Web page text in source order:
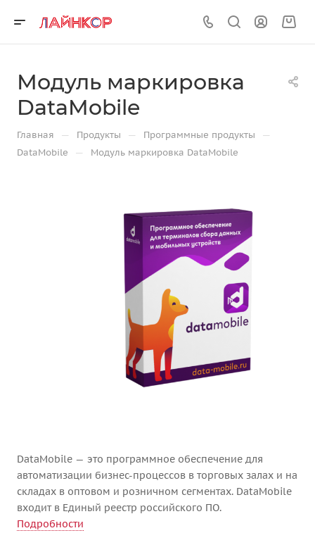
Модуль маркировка
DataMobile
Главная — Продукты — Программные продукты —
DataMobile — Модуль маркировка DataMobile
DataMobile — это программное обеспечение для
автоматизации бизнес-процессов в торговых залах и на
складах в оптовом и розничном сегментах. DataMobile
входит в Единый реестр российского ПО.
Подробности